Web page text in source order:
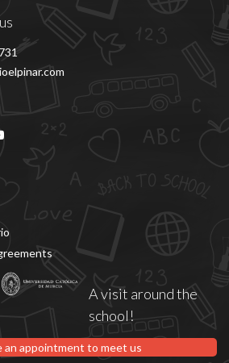
A visit around the
school!
an appointment to meet us